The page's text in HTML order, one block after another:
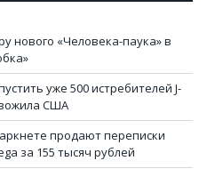
нового «Человека-паука» в
уже 500 истребителей J-
США
продают переписки
за 155 тысяч рублей